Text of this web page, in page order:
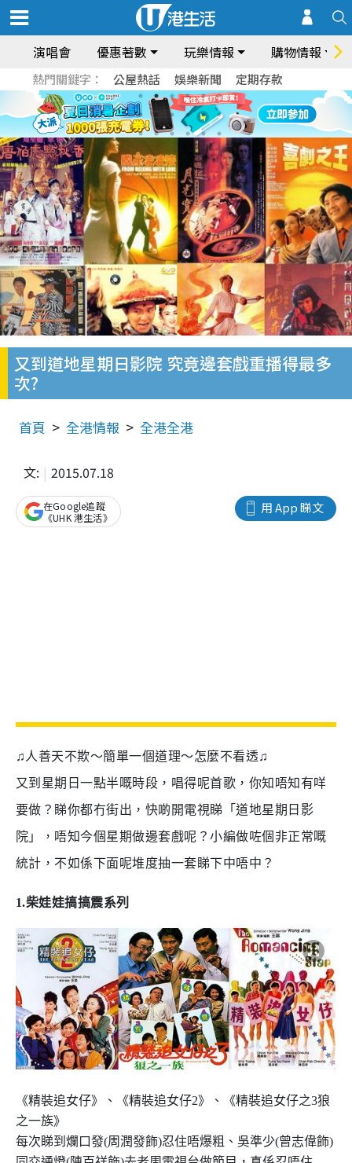
演唱會 優惠著數 玩樂情報 購物情報
熱門關鍵字： 公屋熱話 娛樂新聞 定期存款
又到道地星期日影院 究竟邊套戲重播得最多
次?
首頁 全港情報 全港全港
文: 2015.07.18
用 App 睇文
在Google追蹤
《UHK 港生活》
♫ 人善天不欺～簡單一個道理～怎麼不看透♫
又到星期日一點半嘅時段，唱得呢首歌，你知唔知有咩
要做？睇你都冇街出，快啲開電視睇「道地星期日影
院」，唔知今個星期做邊套戲呢？小編做咗個非正常嘅
統計，不如係下面呢堆度抽一套睇下中唔中？
1.柴娃娃搞搞震系列
《精裝追女仔》、《精裝追女仔2》、《精裝追女仔之3狼
之一族》
每次睇到爛口發(周潤發飾)忍住唔爆粗、吳準少(曾志偉飾)